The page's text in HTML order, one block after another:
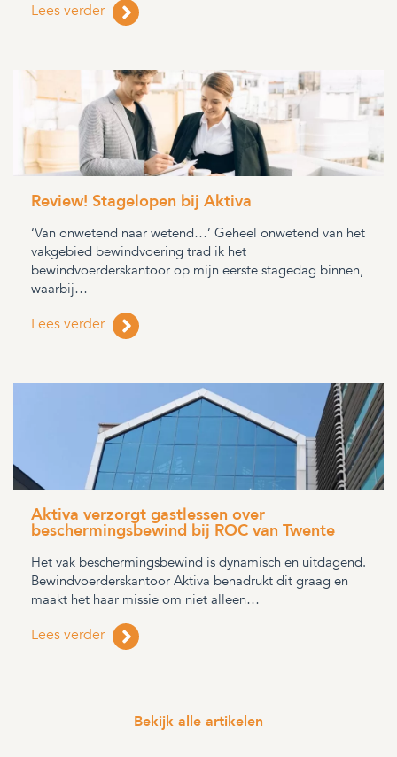
Lees verder
Review! Stagelopen bij Aktiva
‘Van onwetend naar wetend…’ Geheel onwetend van het
vakgebied bewindvoering trad ik het
bewindvoerderskantoor op mijn eerste stagedag binnen,
waarbij…
Lees verder
Aktiva verzorgt gastlessen over
beschermingsbewind bij ROC van Twente
Het vak beschermingsbewind is dynamisch en uitdagend.
Bewindvoerderskantoor Aktiva benadrukt dit graag en
maakt het haar missie om niet alleen…
Lees verder
Bekijk alle artikelen